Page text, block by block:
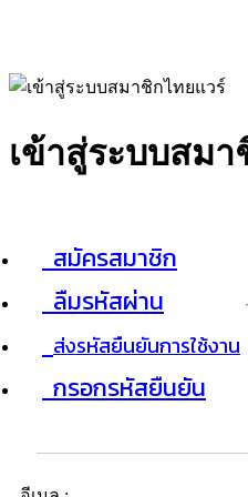
เข้าสู่ระบบสม
สมัครสมาชิก
ลืมรหัสผ่าน
ส่งรหัสยืนยันการใช้งาน
กรอกรหัสยืนยัน